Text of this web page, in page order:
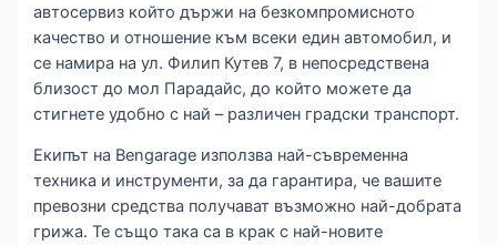
автосервиз който държи на безкомпромисното
качество и отношение към всеки един автомобил, и
се намира на ул. Филип Кутев 7, в непосредствена
близост до мол Парадайс, до който можете да
стигнете удобно с най – различен градски транспорт.
Екипът на Bengarage използва най-съвременна
техника и инструменти, за да гарантира, че вашите
превозни средства получават възможно най-добрата
грижа. Те също така са в крак с най-новите